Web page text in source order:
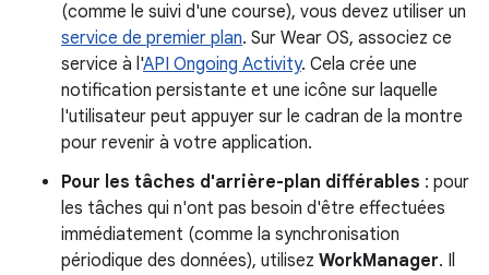
(comme le suivi d'une course), vous devez utiliser un
service de premier plan. Sur Wear OS, associez ce
service à l'API Ongoing Activity. Cela crée une
notification persistante et une icône sur laquelle
l'utilisateur peut appuyer sur le cadran de la montre
pour revenir à votre application.
Pour les tâches d'arrière-plan différables : pour
les tâches qui n'ont pas besoin d'être effectuées
immédiatement (comme la synchronisation
périodique des données), utilisez WorkManager. Il